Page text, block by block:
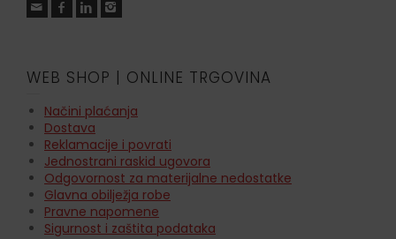
WEB SHOP | ONLINE TRGOVINA
Načini plaćanja
Dostava
Reklamacije i povrati
Jednostrani raskid ugovora
Odgovornost za materijalne nedostatke
Glavna obilježja robe
Pravne napomene
Sigurnost i zaštita podataka